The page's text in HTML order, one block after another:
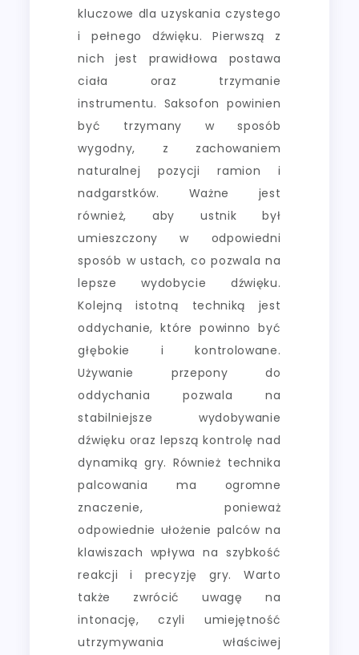
kluczowe dla uzyskania czystego
i pełnego dźwięku. Pierwszą z
nich jest prawidłowa postawa
ciała oraz trzymanie
instrumentu. Saksofon powinien
być trzymany w sposób
wygodny, z zachowaniem
naturalnej pozycji ramion i
nadgarstków. Ważne jest
również, aby ustnik był
umieszczony w odpowiedni
sposób w ustach, co pozwala na
lepsze wydobycie dźwięku.
Kolejną istotną techniką jest
oddychanie, które powinno być
głębokie i kontrolowane.
Używanie przepony do
oddychania pozwala na
stabilniejsze wydobywanie
dźwięku oraz lepszą kontrolę nad
dynamiką gry. Również technika
palcowania ma ogromne
znaczenie, ponieważ
odpowiednie ułożenie palców na
klawiszach wpływa na szybkość
reakcji i precyzję gry. Warto
także zwrócić uwagę na
intonację, czyli umiejętność
utrzymywania właściwej